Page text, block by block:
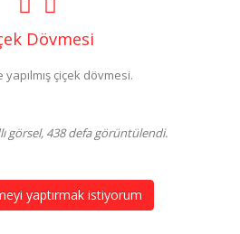
Dövmesi
çiçek dövmesi.
görsel, 438 defa görüntülendi.
yaptırmak istiyorum